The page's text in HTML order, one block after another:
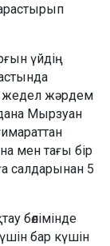
үйдің
жедел жәрдем
Мырзуан
мен тағы бір
салдарынан 5
бөлімінде
бар күшін